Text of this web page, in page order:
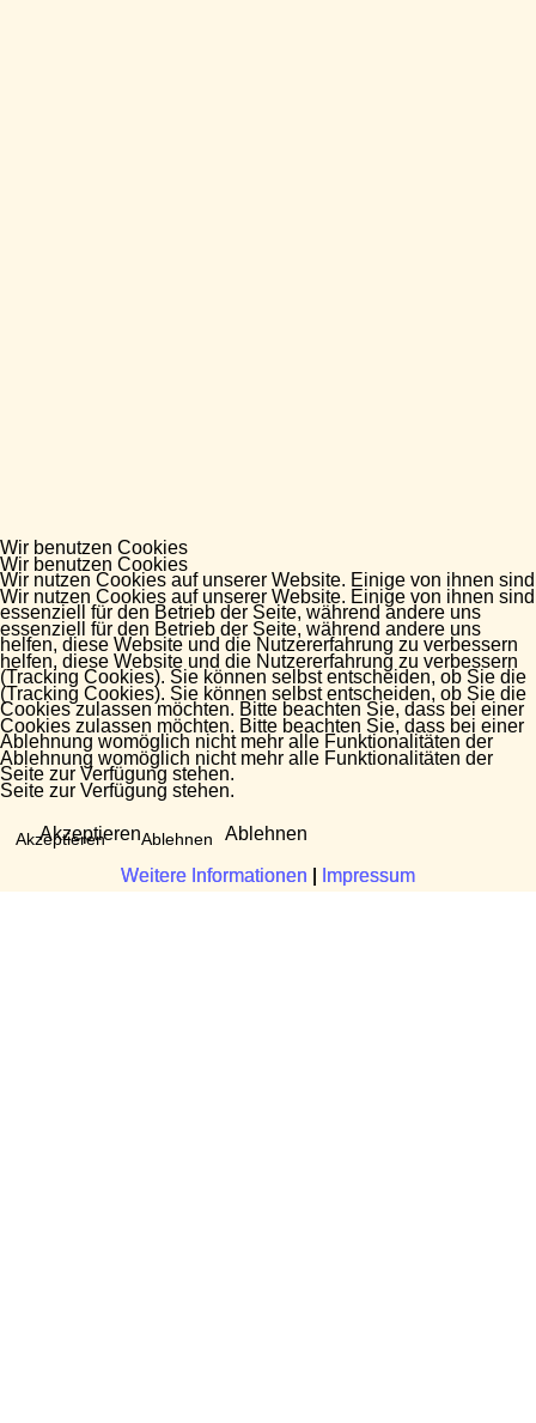
Wir benutzen Cookies
Wir nutzen Cookies auf unserer Website. Einige von ihnen sind
essenziell für den Betrieb der Seite, während andere uns
helfen, diese Website und die Nutzererfahrung zu verbessern
(Tracking Cookies). Sie können selbst entscheiden, ob Sie die
Cookies zulassen möchten. Bitte beachten Sie, dass bei einer
Ablehnung womöglich nicht mehr alle Funktionalitäten der
Seite zur Verfügung stehen.
Akzeptieren Ablehnen
Weitere Informationen Impressum
Wir benutzen Cookies
Wir nutzen Cookies auf unserer Website. Einige von ihnen sind
essenziell für den Betrieb der Seite, während andere uns
helfen, diese Website und die Nutzererfahrung zu verbessern
(Tracking Cookies). Sie können selbst entscheiden, ob Sie die
Cookies zulassen möchten. Bitte beachten Sie, dass bei einer
Ablehnung womöglich nicht mehr alle Funktionalitäten der
Seite zur Verfügung stehen.
Akzeptieren Ablehnen
Weitere Informationen Impressum